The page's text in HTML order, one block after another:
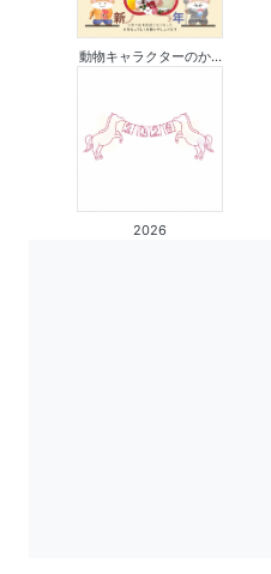
動物キャラクターのか...
2026